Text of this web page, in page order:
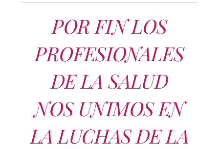
POR FIN LOS
PROFESIONALES
DE LA SALUD
NOS UNIMOS EN
LA LUCHAS DE LA